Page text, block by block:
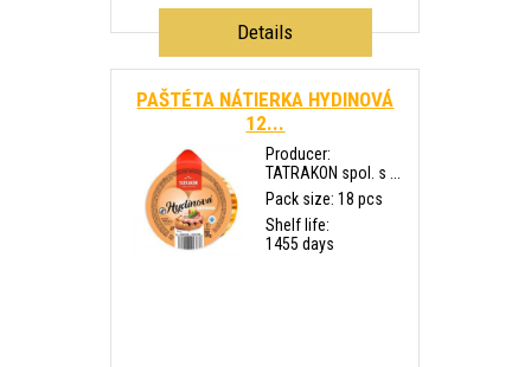
Details
PAŠTÉTA NÁTIERKA HYDINOVÁ
12...
Producer:
TATRAKON spol. s ...
Pack size: 18 pcs
Shelf life:
1455 days